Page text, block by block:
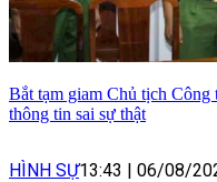
Bắt tạm giam Chủ tịch
thông tin sai sự thật
HÌNH SỰ13:43 | 06/08/